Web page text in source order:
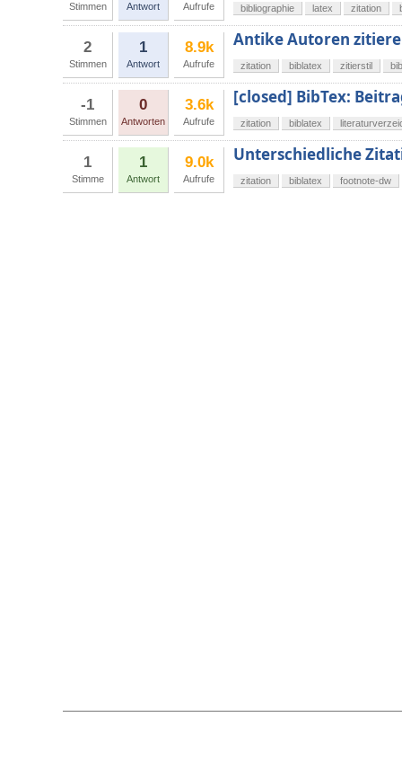
Stimmen Antwort Aufrufe bibliographie latex zitation
2
Stimmen
1
Antwort
8.9k
Aufrufe
Antike Autoren
zitation biblatex zitierstil
-1
Stimmen
0
Antworten
3.6k
Aufrufe
[closed] BibTex:
zitation biblatex
1
Stimme
1
Antwort
9.0k
Aufrufe
Unterschiedliche
zitation biblatex footnote-dw